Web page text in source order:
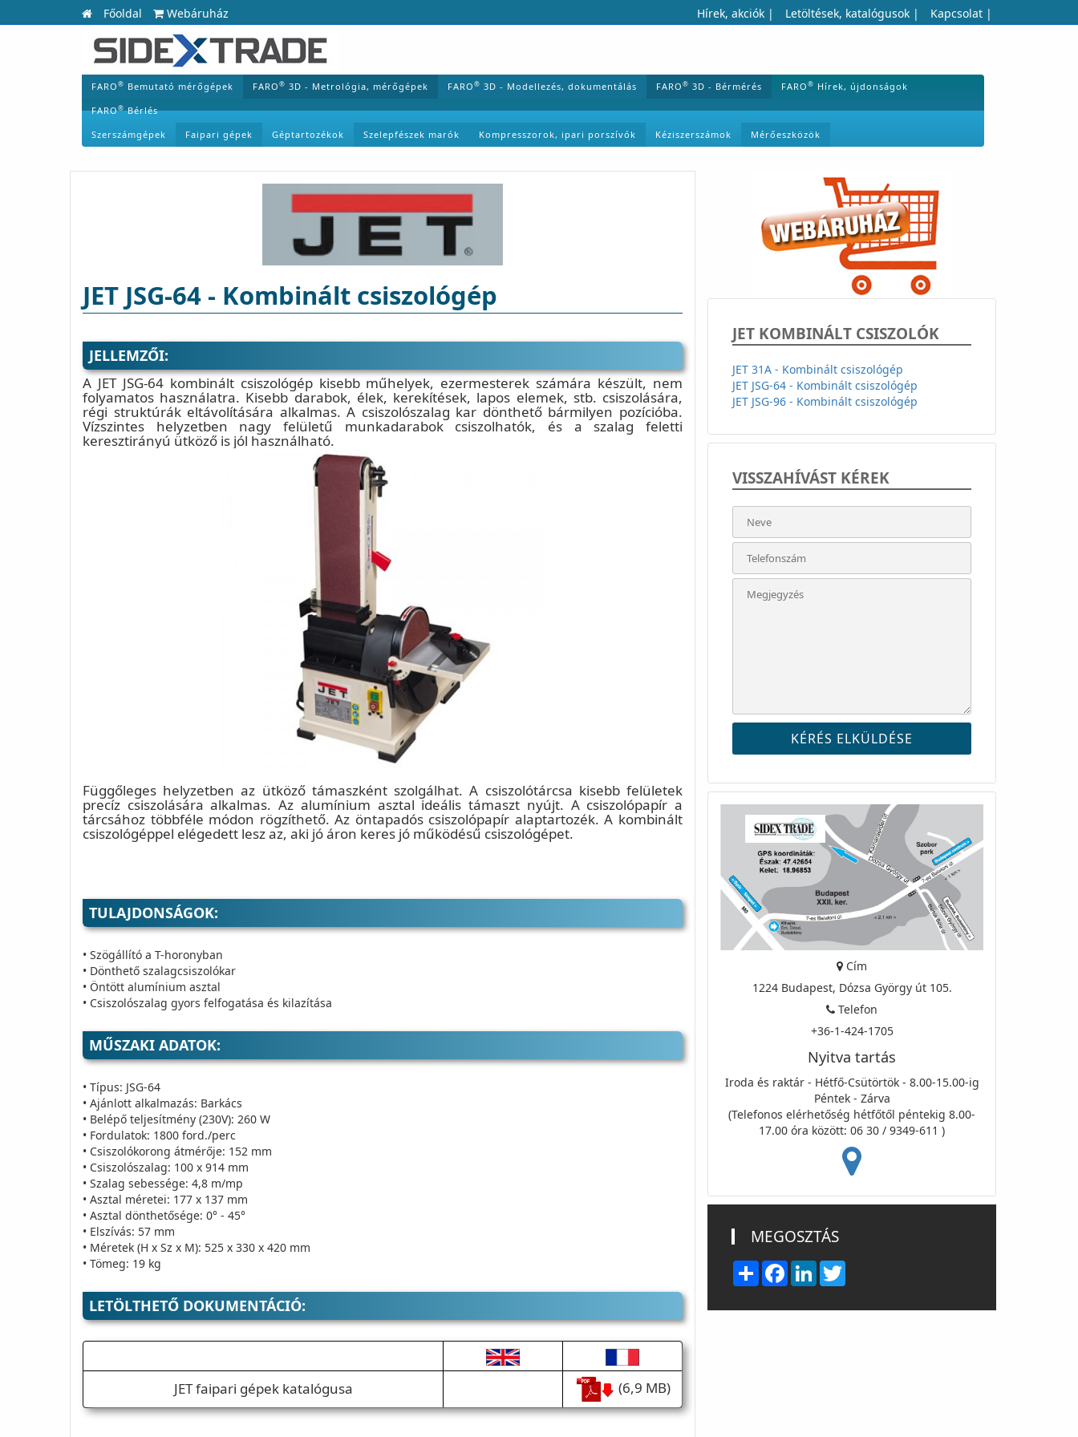
Főoldal Webáruház Hírek, akciók | Letöltések, katalógusok | Kapcsolat |
FARO® Bemutató mérőgépek FARO® 3D - Metrológia, mérőgépek FARO® 3D - Modellezés, dokumentálás FARO® 3D - Bérmérés FARO® Hírek, újdonságok
FARO®Bérlés
Szerszámgépek
Faipari gépek Géptartozékok Szelepfészek marók Kompresszorok, ipari porszívók Kéziszerszámok Mérőeszközök
JET JSG-64 - Kombinált csiszológép
JELLEMZŐI:
A JET JSG-64 kombinált csiszológép kisebb műhelyek, ezermesterek számára készült, nem
folyamatos használatra. Kisebb darabok, élek, kerekítések, lapos elemek, stb. csiszolására,
régi struktúrák eltávolítására alkalmas. A csiszolószalag kar dönthető bármilyen pozícióba.
Vízszintes helyzetben nagy felületű munkadarabok csiszolhatók, és a szalag feletti
keresztirányú ütköző is jól használható.
Függőleges helyzetben az ütköző támaszként szolgálhat. A csiszolótárcsa kisebb felületek
precíz csiszolására alkalmas. Az alumínium asztal ideális támaszt nyújt. A csiszolópapír a
tárcsához többféle módon rögzíthető. Az öntapadós csiszolópapír alaptartozék. A kombinált
csiszológéppel elégedett lesz az, aki jó áron keres jó működésű csiszológépet.
TULAJDONSÁGOK:
• Szögállító a T-horonyban
• Dönthető szalagcsiszolókar
• Öntött alumínium asztal
• Csiszolószalag gyors felfogatása és kilazítása
MŰSZAKI ADATOK:
• Típus: JSG-64
• Ajánlott alkalmazás: Barkács
• Belépő teljesítmény (230V): 260 W
• Fordulatok: 1800 ford./perc
• Csiszolókorong átmérője: 152 mm
• Csiszolószalag: 100 x 914 mm
• Szalag sebessége: 4,8 m/mp
• Asztal méretei: 177 x 137 mm
• Asztal dönthetősége: 0° - 45°
• Elszívás: 57 mm
• Méretek (H x Sz x M): 525 x 330 x 420 mm
• Tömeg: 19 kg
LETÖLTHETŐ DOKUMENTÁCIÓ:
JET faipari gépek katalógusa (6,9 MB)
JET KOMBINÁLT CSISZOLÓK
JET 31A - Kombinált csiszológép
JET JSG-64 - Kombinált csiszológép
JET JSG-96 - Kombinált csiszológép
VISSZAHÍVÁST KÉREK
Cím
1224 Budapest, Dózsa György út 105.
Telefon
+36-1-424-1705
Nyitva tartás
Iroda és raktár - Hétfő-Csütörtök - 8.00-15.00-ig
Péntek - Zárva
(Telefonos elérhetőség hétfőtől péntekig 8.00-
17.00 óra között: 06 30 / 9349-611 )
MEGOSZTÁS
Share FacebookLinkedIn